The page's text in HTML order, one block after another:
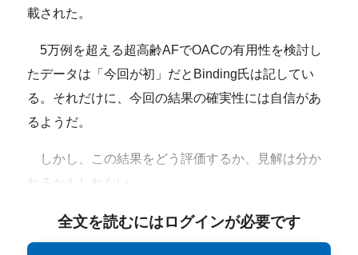
載された。
5万例を超える超高齢AFでOACの有用性を検討し
たデータは「今回が初」だとBinding氏は記してい
る。それだけに、今回の結果の確実性には自信があ
るようだ。
しかし、この結果をどう評価するか、見解は分か
れるかもしれない。
全文を読むにはログインが必要です